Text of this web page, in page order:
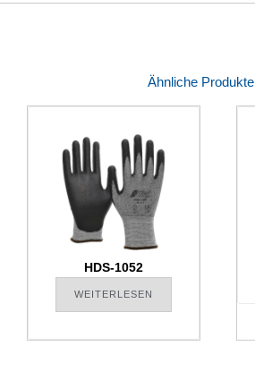
Ähnliche Produkte
HDS-1052
WEITERLESEN